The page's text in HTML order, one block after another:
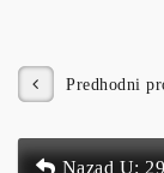
Predhodni
Nazad U: